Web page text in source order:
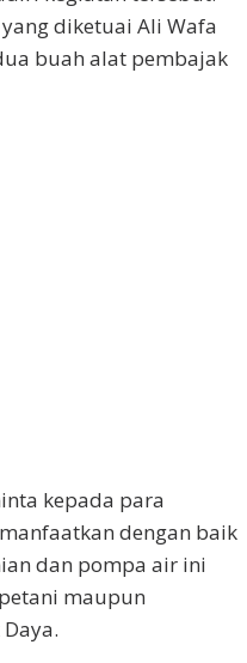
diketuai Ali Wafa
buah alat pembajak
kepada para
dengan baik
dan pompa air ini
maupun